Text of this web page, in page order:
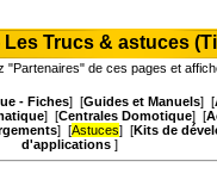
Trucs & astuces
"Partenaires" de ces pages et
- Fiches] [Guides et Manuels] [
] [Centrales Domotique] [
] [Astuces] [Kits de
d'applications ]